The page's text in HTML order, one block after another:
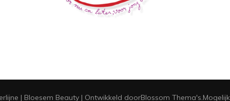
| Bloesem Beauty | Ontwikkeld doorBlossom Thema's